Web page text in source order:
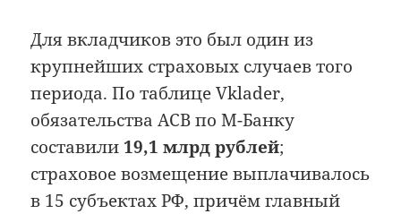
Для вкладчиков это был один из
крупнейших страховых случаев того
периода. По таблице Vklader,
обязательства АСВ по М-Банку
составили 19,1 млрд рублей;
страховое возмещение выплачивалось
в 15 субъектах РФ, причём главный